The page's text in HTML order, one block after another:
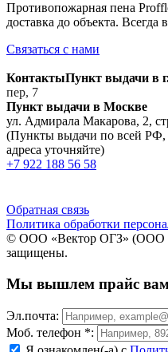
Противопожарная пена
доставка до объекта.
Связаться с нами
КонтактыПункт выдачи в
пер, 7
Пункт выдачи в Москве
ул. Адмирала Макарова, 2,
(Пункты выдачи по всей РФ,
адреса уточняйте)
+7 922 188 56 58
Обратная связь
Политика обработки
© ООО «Вектор ОГЗ» (ООО
защищены.
Мы вышлем прайс вам
Эл.почта:
Моб. телефон *: